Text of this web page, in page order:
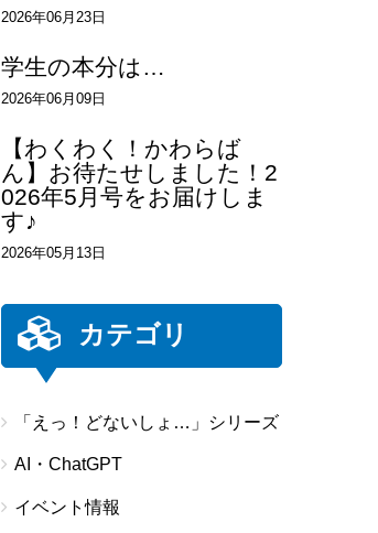
2026年06月23日
学生の本分は…
2026年06月09日
【わくわく！かわらば
ん】お待たせしました！2
026年5月号をお届けしま
す♪
2026年05月13日
カテゴリ
「えっ！どないしょ…」シリーズ
AI・ChatGPT
イベント情報